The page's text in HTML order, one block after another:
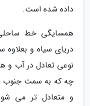
داده شده است.
همسایگی خط ساحلی
دریای سیاه و بعلاوه
نوعی تعادل در آب و
چه که به سمت جنوب
و متعادل تر می